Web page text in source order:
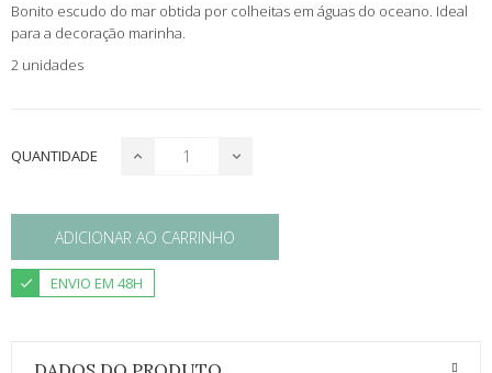
Bonito escudo do mar obtida por colheitas em águas do oceano. Ideal
para a decoração marinha.
2 unidades
QUANTIDADE
ADICIONAR AO CARRINHO
ENVIO EM 48H